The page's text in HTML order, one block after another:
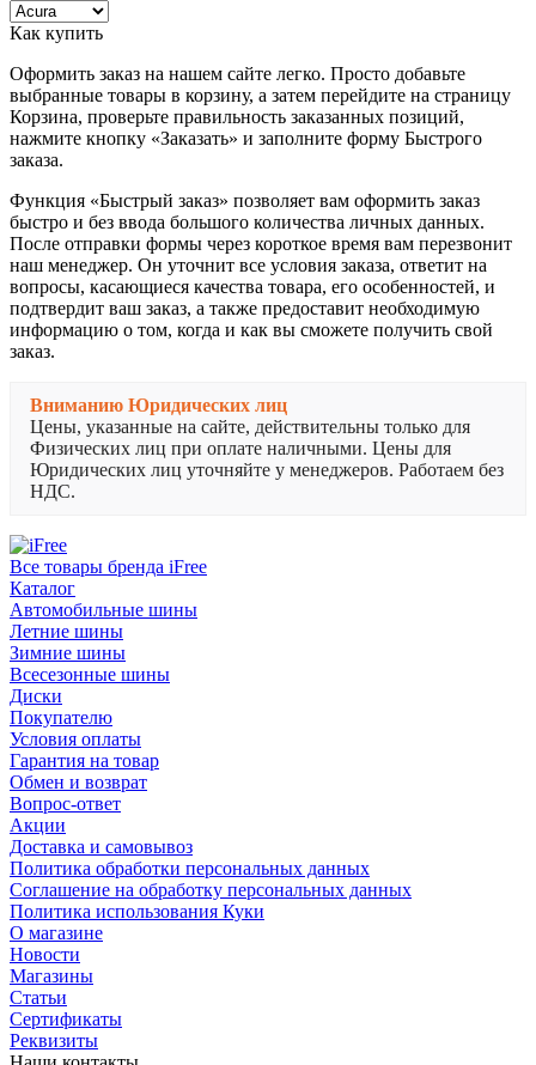
Как купить
Оформить заказ на нашем сайте легко. Просто добавьте
выбранные товары в корзину, а затем перейдите на страницу
Корзина, проверьте правильность заказанных позиций,
нажмите кнопку «Заказать» и заполните форму Быстрого
заказа.
Функция «Быстрый заказ» позволяет вам оформить заказ
быстро и без ввода большого количества личных данных.
После отправки формы через короткое время вам перезвонит
наш менеджер. Он уточнит все условия заказа, ответит на
вопросы, касающиеся качества товара, его особенностей, и
подтвердит ваш заказ, а также предоставит необходимую
информацию о том, когда и как вы сможете получить свой
заказ.
Вниманию Юридических лиц
Цены, указанные на сайте, действительны только для
Физических лиц при оплате наличными. Цены для
Юридических лиц уточняйте у менеджеров. Работаем без
НДС.
Все товары бренда iFree
Каталог
Автомобильные шины
Летние шины
Зимние шины
Всесезонные шины
Диски
Покупателю
Условия оплаты
Гарантия на товар
Обмен и возврат
Вопрос-ответ
Акции
Доставка и самовывоз
Политика обработки персональных данных
Соглашение на обработку персональных данных
Политика использования Куки
О магазине
Новости
Магазины
Статьи
Сертификаты
Реквизиты